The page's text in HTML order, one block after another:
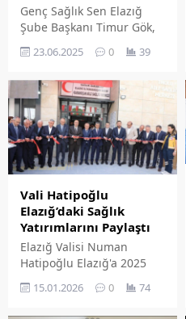
Genç Sağlık Sen Elazığ
Şube Başkanı Timur Gök,
AMATEM personellerinin
görmezden
etti.
23.06.2025 0 39
Vali Hatipoğlu
Elazığ’daki Sağlık
Yatırımlarını Paylaştı
Elazığ Valisi Numan
Hatipoğlu Elazığ'a 2025
yılında yapılan sağlık
yatırımlarıyla ilgili bir
15.01.2026 0 74